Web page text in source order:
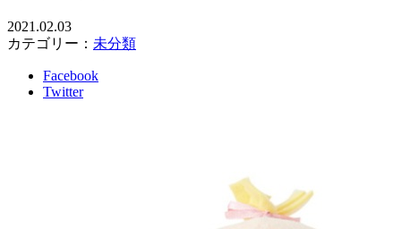
2021.02.03
カテゴリー： 未分類
Facebook
Twitter